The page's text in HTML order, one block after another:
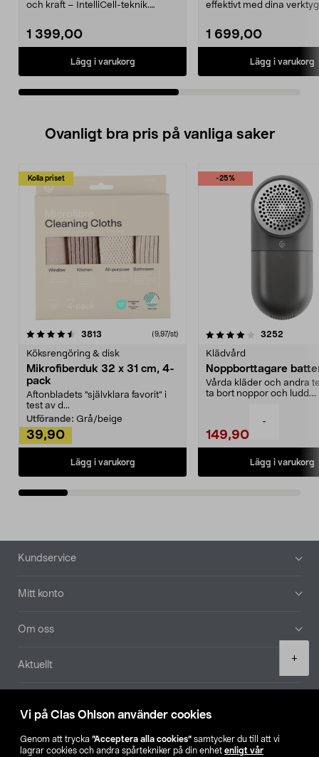
Vi på Clas Ohlson använder cookies
Genom att trycka ”Acceptera alla cookies” samtycker du till att vi
lagrar cookies och andra spårtekniker på din enhet enligt vår
-
+
och kraft – IntelliCell-teknik.
1 399,00
Lägg i varukorg
effektivt med dina
1 699,00
Lägg i varukorg
Ovanligt bra pris på vanliga saker
Kolla priset
3813 (9,97/st)
Köksrengöring & disk
Mikrofiberduk 32 x 31 cm, 4-
pack
Aftonbladets "självklara favorit” i
test av d...
Utförande: Grå/beige
39,90
Lägg i varukorg
-25%
4.0av 5 stjärnor 3252
Klädvård
Noppborttagare
Vårda kläder och andra
ta bort noppor och ludd.
149,90
Lägg i varukorg
4.5av 5 stjärnor
Sidfot
Kundservice
Mitt konto
Om oss
Aktuellt
Hitta butik